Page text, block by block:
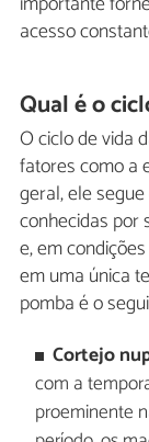
acesso
Qual é o
O ciclo de vida
fatores como a
geral, ele
conhecidas por
e, em
em uma única
pomba é o
Cortejo
com a
proeminente